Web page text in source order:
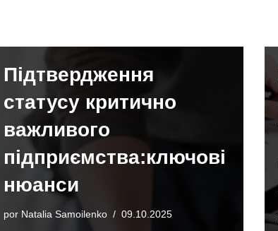
Підтвердження
статусу критично
важливого
підприємства:ключові
нюанси
por Natalia Samoilenko 09.10.2025